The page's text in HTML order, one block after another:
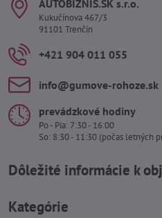
AUTOBIZNIS​.SK s​.r​.o​.
Kukučínova 467/3
91101 Trenčín
+421 904 011 055
info​@gumove-rohoze​.sk
prevádzkové hodiny
Po - Pia: 7:30 - 16:00
So: 8:30 - 11:30 (počas letných
Dôležité informácie k
Kategórie